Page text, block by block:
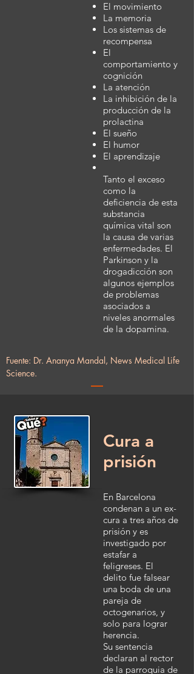
El movimiento
La memoria
Los sistemas de
recompensa
El
comportamiento y
cognición
La atención
La inhibición de la
producción de la
prolactina
El sueño
El humor
El aprendizaje
Tanto el exceso
como la
deficiencia de esta
substancia
química vital son
la causa de varias
enfermedades. El
Parkinson y la
drogadicción son
algunos ejemplos
de problemas
asociados a
niveles anormales
de la dopamina.
Fuente: Dr. Ananya Mandal, News Medical Life
Science.
Cura a
prisión
En Barcelona
condenan a un ex-
cura a tres años de
prisión y es
investigado por
estafar a
feligreses. El
delito fue falsear
una boda de una
pareja de
octogenarios, y
solo para lograr
herencia.
Su sentencia
declaran al rector
de la parroquia de